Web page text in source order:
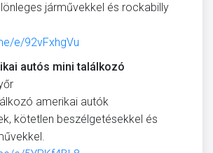
járművekkel és rockabilly
e/92vFxhgVu
autós mini találkozó
amerikai autók
kötetlen beszélgetésekkel és